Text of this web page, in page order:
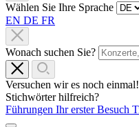
Wählen Sie Ihre Sprache
EN DE FR
Wonach suchen Sie?
Versuchen wir es noch
Stichwörter hilfreich?
Führungen Ihr erster Besuch